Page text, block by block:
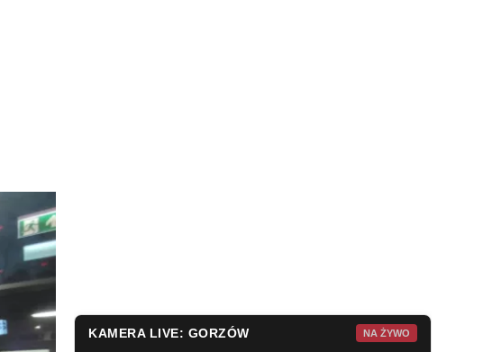
KAMERA LIVE: GORZÓW NA ŻYWO